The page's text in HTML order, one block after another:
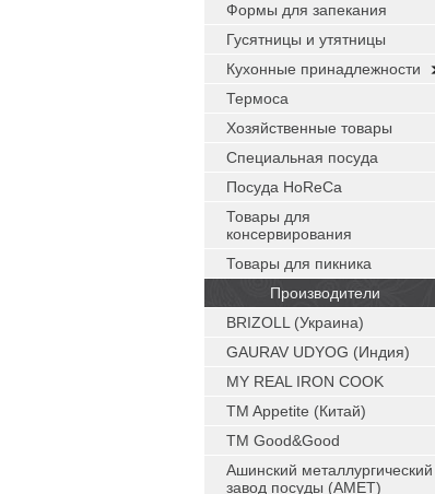
Формы для запекания
Гусятницы и утятницы
Кухонные принадлежности
Термоса
Хозяйственные товары
Специальная посуда
Посуда HoReCa
Товары для
консервирования
Товары для пикника
Производители
BRIZOLL (Украина)
GAURAV UDYOG (Индия)
MY REAL IRON COOK
TM Appetite (Китай)
TM Good&Good
Ашинский металлургический
завод посуды (АМЕТ)